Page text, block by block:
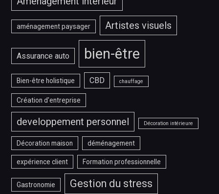
aménagement paysager Artistes visuels
Assurance auto bien-être
Bien-être holistique CBD chauffage
Création d'entreprise
developpement personnel Décoration intérieure
Décoration maison déménagement
expérience client Formation professionnelle
Gastronomie Gestion du stress